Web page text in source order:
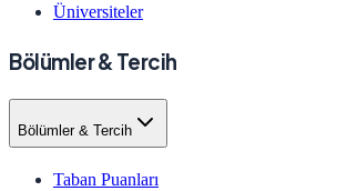
Üniversiteler
Bölümler & Tercih
Bölümler & Tercih
Taban Puanları